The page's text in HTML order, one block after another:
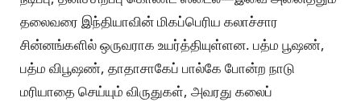
தலைவரை இந்தியாவின் மிகப்பெரிய கலாச்சார
சின்னங்களில் ஒருவராக உயர்த்தியுள்ளன. பத்ம பூஷண்,
பத்ம விபூஷண், தாதாசாகேப் பால்கே போன்ற நாடு
மரியாதை செய்யும் விருதுகள், அவரது கலைப்